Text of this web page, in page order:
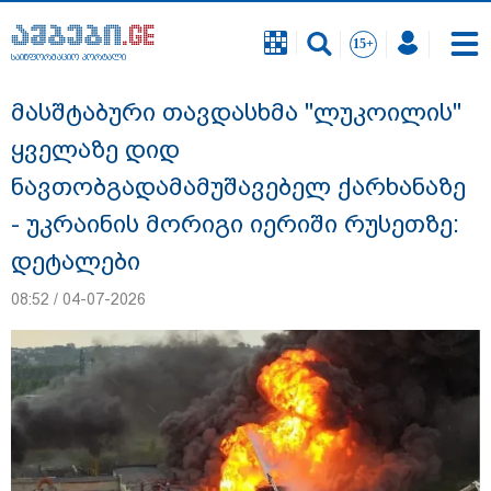
საინფორმაციო პორტალი
გიგა ავალიანის საქმეზე ნია იმნაძეს და
ანასტასია ბერუაშვილს ბრალდება
წარუდგინეს
საინფორმაციო პორტალი
მასშტაბური თავდასხმა "ლუკოილის"
ყველაზე დიდ
ნავთობგადამამუშავებელ ქარხანაზე
- უკრაინის მორიგი იერიში რუსეთზე:
დეტალები
08:52 / 04-07-2026